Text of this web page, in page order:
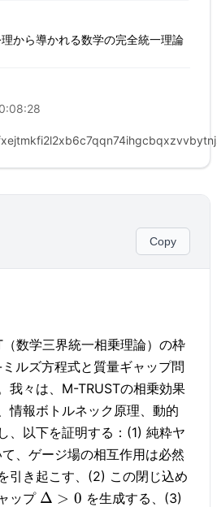
から導かれる数学の完全統一理論
Copy
数学三界統一相乗理論）の枠
ルズ方程式と質量ギャップ問
我々は、M-TRUSTの相乗効果
情報ボトルネック原理、動的
、以下を証明する：(1) 純粋ヤ
、ゲージ場の相互作用は必然
引き起こす、(2) この閉じ込め
ップ Δ > 0 を生成する、(3)